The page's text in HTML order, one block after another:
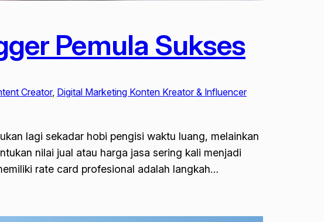
Pemula Sukses
Creator, Digital Marketing Konten Kreator & Influencer
lagi sekadar hobi pengisi waktu luang, melainkan
nilai jual atau harga jasa sering kali menjadi
rate card profesional adalah langkah…